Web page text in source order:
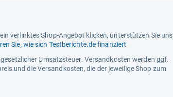
verlinktes Shop-Angebot klicken, unterstützen Sie uns
Sie, wie sich Testberichte.de finanziert
Umsatzsteuer. Versandkosten werden ggf.
und die Versandkosten, die der jeweilige Shop zum